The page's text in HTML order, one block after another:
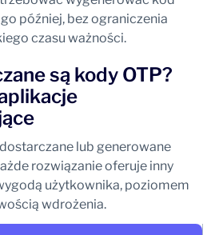
później, bez ograniczenia
czasu ważności.
są kody OTP?
lub generowane
rozwiązanie oferuje inny
użytkownika, poziomem
wdrożenia.